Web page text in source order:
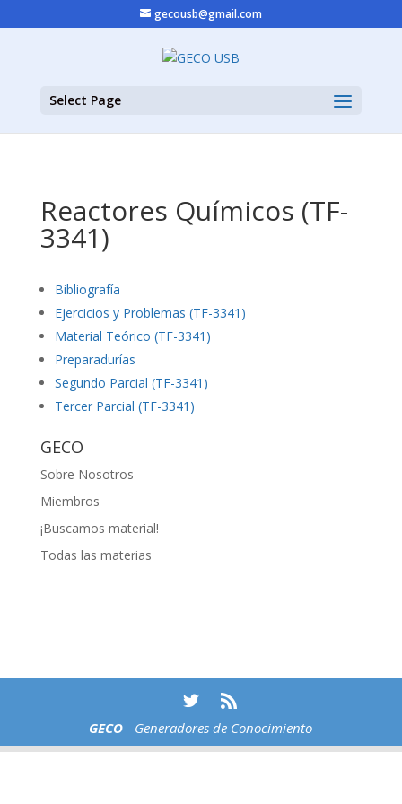
gecousb@gmail.com
Select Page
Reactores Químicos (TF-
3341)
Bibliografía
Ejercicios y Problemas (TF-3341)
Material Teórico (TF-3341)
Preparadurías
Segundo Parcial (TF-3341)
Tercer Parcial (TF-3341)
GECO
Sobre Nosotros
Miembros
¡Buscamos material!
Todas las materias
GECO - Generadores de Conocimiento